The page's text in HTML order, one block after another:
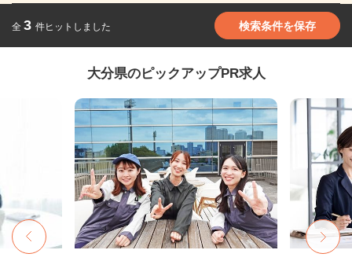
全 3 件ヒットしました 検索条件を保存
大分県のピックアップPR求人